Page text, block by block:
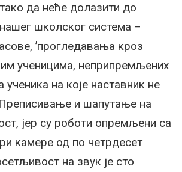
да неће долазити до
школског система –
’прогледавања кроз
ученицима, неприпремљених
ученика на које наставник не
и шапутање на
јер су роботи опремљени са
камере од по четрдесет
на звук је сто